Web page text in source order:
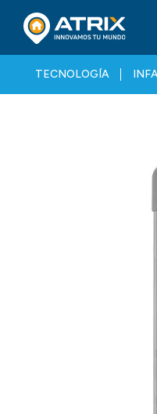
TECNOLOGÍA